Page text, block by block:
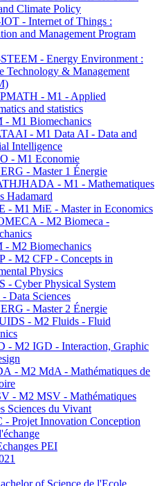
Climate Policy
- Internet of Things :
and Management Program
- Energy Environment :
Technology & Management
- M1 - Applied
and statistics
- M1 Biomechanics
- M1 Data AI - Data and
Intelligence
- M1 Economie
- Master 1 Énergie
- M1 - Mathematiques
Hadamard
- M1 MiE - Master in Economics
- M2 Biomeca -
- M2 Biomechanics
- M2 CFP - Concepts in
Physics
- Cyber Physical System
Data Sciences
- Master 2 Énergie
- M2 Fluids - Fluid
- M2 IGD - Interaction, Graphic
- M2 MdA - Mathématiques de
- M2 MSV - Mathématiques
Sciences du Vivant
- Projet Innovation Conception
PEI
of Science de l'Ecole